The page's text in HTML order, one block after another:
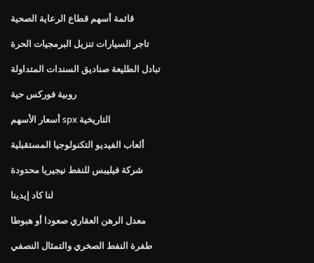
قائمة أسهم قطاع الرعاية الصحية
تاجر السيارات تنزيل البرمجيات الحرة
تبادل الطليعة صناديق السندات المتداولة
روبية فوركس حية
أسعار الأسهم spx التاريخية
ألعاب الفيديو التكنولوجيا المستقبلية
شركة فيليبس للنفط نيجيريا محدودة
لنا كاد إيدينا
معدل الرهن العقاري صعودا أو هبوطا
طفرة النفط الصخري والتمثال النصفي